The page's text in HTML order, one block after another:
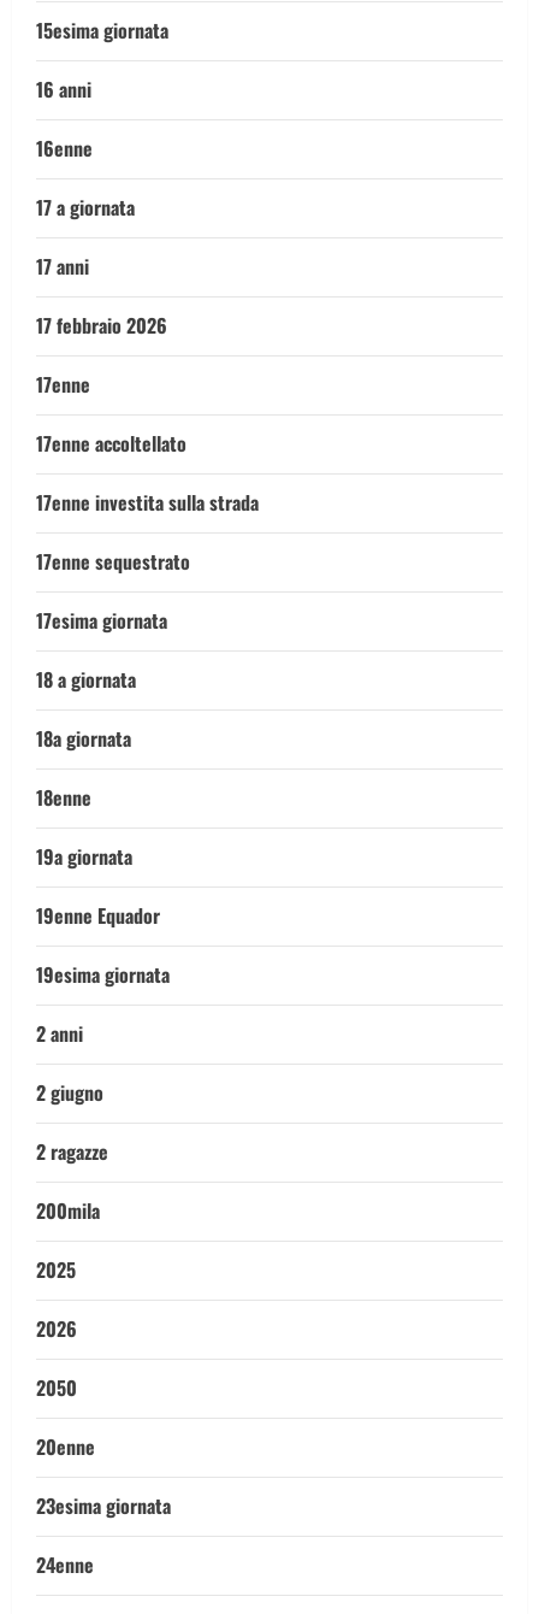
15esima giornata
16 anni
16enne
17 a giornata
17 anni
17 febbraio 2026
17enne
17enne accoltellato
17enne investita sulla strada
17enne sequestrato
17esima giornata
18 a giornata
18a giornata
18enne
19a giornata
19enne Equador
19esima giornata
2 anni
2 giugno
2 ragazze
200mila
2025
2026
2050
20enne
23esima giornata
24enne